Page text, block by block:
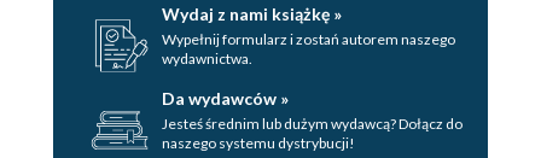
Wydaj z nami książkę »
Wypełnij formularz i zostań autorem naszego
wydawnictwa.
Da wydawców »
Jesteś średnim lub dużym wydawcą? Dołącz do
naszego systemu dystrybucji!